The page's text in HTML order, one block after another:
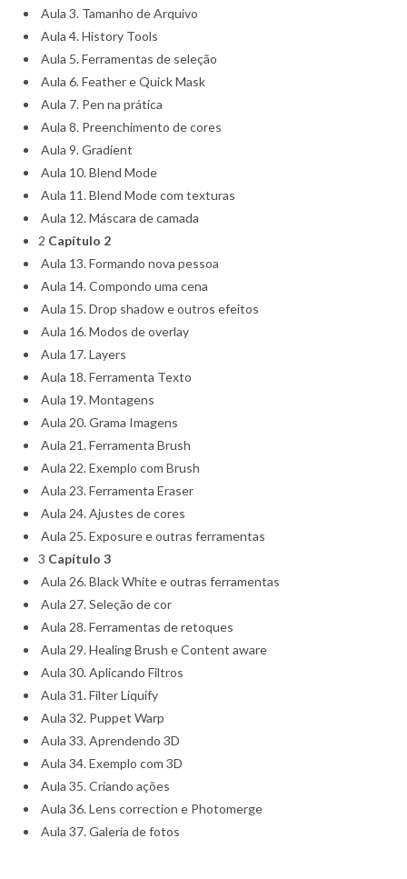
Aula 3. Tamanho de Arquivo
Aula 4. History Tools
Aula 5. Ferramentas de seleção
Aula 6. Feather e Quick Mask
Aula 7. Pen na prática
Aula 8. Preenchimento de cores
Aula 9. Gradient
Aula 10. Blend Mode
Aula 11. Blend Mode com texturas
Aula 12. Máscara de camada
2 Capítulo 2
Aula 13. Formando nova pessoa
Aula 14. Compondo uma cena
Aula 15. Drop shadow e outros efeitos
Aula 16. Modos de overlay
Aula 17. Layers
Aula 18. Ferramenta Texto
Aula 19. Montagens
Aula 20. Grama Imagens
Aula 21. Ferramenta Brush
Aula 22. Exemplo com Brush
Aula 23. Ferramenta Eraser
Aula 24. Ajustes de cores
Aula 25. Exposure e outras ferramentas
3 Capítulo 3
Aula 26. Black White e outras ferramentas
Aula 27. Seleção de cor
Aula 28. Ferramentas de retoques
Aula 29. Healing Brush e Content aware
Aula 30. Aplicando Filtros
Aula 31. Filter Liquify
Aula 32. Puppet Warp
Aula 33. Aprendendo 3D
Aula 34. Exemplo com 3D
Aula 35. Criando ações
Aula 36. Lens correction e Photomerge
Aula 37. Galeria de fotos